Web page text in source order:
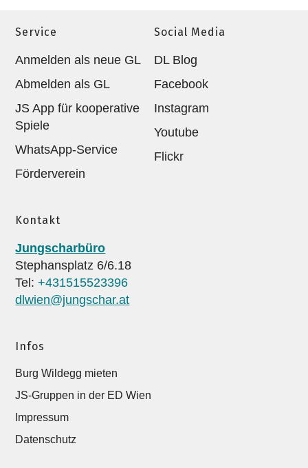
Service
Anmelden als neue GL
Abmelden als GL
JS App für kooperative
Spiele
WhatsApp-Service
Förderverein
Social Media
DL Blog
Facebook
Instagram
Youtube
Flickr
Kontakt
Jungscharbüro
Stephansplatz 6/6.18
Tel:+431515523396
dlwien@jungschar.at
Infos
Burg Wildegg mieten
JS-Gruppen in der ED Wien
Impressum
Datenschutz